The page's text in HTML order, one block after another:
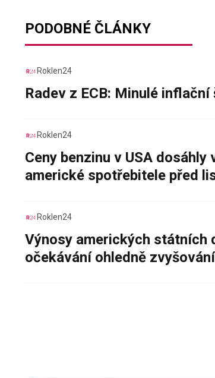
PODOBNÉ ČLÁNKY
Roklen24
Radev z ECB: Minulé
Roklen24
Ceny benzinu v USA
americké spotřebitele před
Roklen24
Výnosy amerických státních
očekávání ohledně